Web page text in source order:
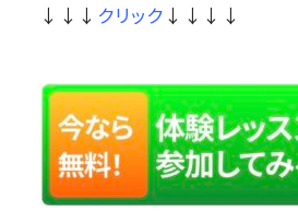
↓↓↓ クリック ↓↓↓↓